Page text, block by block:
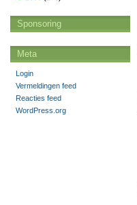
Sponsoring
Meta
Login
Vermeldingen feed
Reacties feed
WordPress.org